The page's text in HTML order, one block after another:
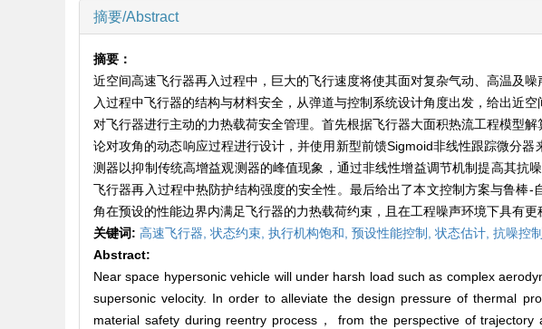
摘要/Abstract
摘要：
近空间高速飞行器再入过程中，巨大的飞行速度将使其面对复杂气动、高温及
入过程中飞行器的结构与材料安全，从弹道与控制系统设计角度出发，给出近
对飞行器进行主动的力热载荷安全管理。首先根据飞行器大面积热流工程模型
论对攻角的动态响应过程进行设计，并使用新型前馈Sigmoid非线性跟踪微分
测器以抑制传统高增益观测器的峰值现象，通过非线性增益调节机制提高其抗
飞行器再入过程中热防护结构强度的安全性。最后给出了本文控制方案与鲁棒
角在预设的性能边界内满足飞行器的力热载荷约束，且在工程噪声环境下具有更
关键词: 高速飞行器, 状态约束, 执行机构饱和, 预设性能控制, 状态估计, 抗噪控制
Abstract:
Near space hypersonic vehicle will under harsh load such as complex
supersonic velocity. In order to alleviate the design pressure of thermal
material safety during reentry process， from the perspective of